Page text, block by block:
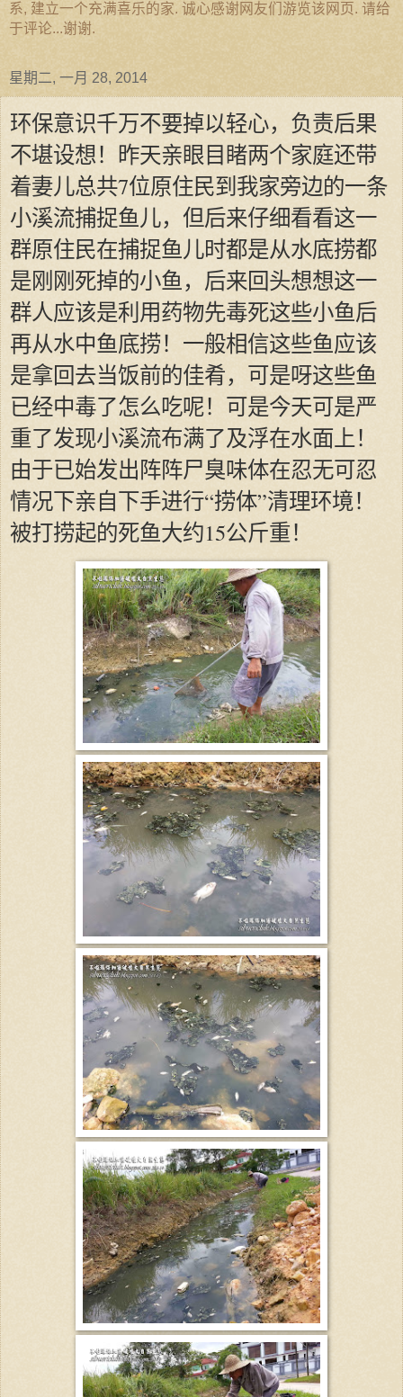
系, 建立一个充满喜乐的家. 诚心感谢网友们游览该网页. 请给
于评论...谢谢.
星期二, 一月 28, 2014
环保意识千万不要掉以轻心，负责后果
不堪设想！昨天亲眼目睹两个家庭还带
着妻儿总共7位原住民到我家旁边的一条
小溪流捕捉鱼儿，但后来仔细看看这一
群原住民在捕捉鱼儿时都是从水底捞都
是刚刚死掉的小鱼，后来回头想想这一
群人应该是利用药物先毒死这些小鱼后
再从水中鱼底捞！一般相信这些鱼应该
是拿回去当饭前的佳肴，可是呀这些鱼
已经中毒了怎么吃呢！可是今天可是严
重了发现小溪流布满了及浮在水面上！
由于已始发出阵阵尸臭味体在忍无可忍
情况下亲自下手进行“捞体”清理环境！
被打捞起的死鱼大约15公斤重！